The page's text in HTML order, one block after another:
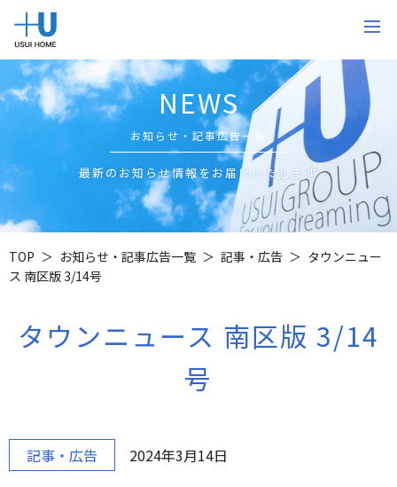
NEWS
お知らせ・記事広告一覧
最新のお知らせ情報をお届けいたします
TOP お知らせ・記事広告一覧 記事・広告
タウンニュー
ス 南区版 3/14号
タウンニュース 南区版 3/14
号
記事・広告 2024年3月14日